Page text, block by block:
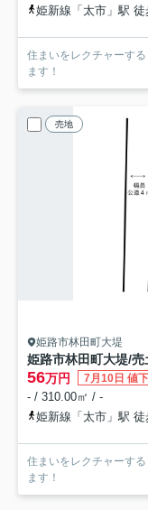
姫新線「太市」駅 徒
住まいをレクチャーす
ます！
売地
姫路市林田町大堤
姫路市林田町大堤/売
56万円 7月10日 値
- / 310.00㎡ / -
姫新線「太市」駅 徒
住まいをレクチャーす
ます！